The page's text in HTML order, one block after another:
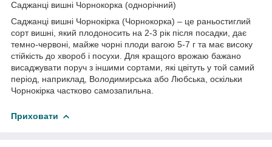
Саджанці вишні Чорнокорка (однорічний)
Саджанці вишні Чорнокірка (Чорнокорка) – це раньостиглий
сорт вишні, який плодоносить на 2-3 рік після посадки, дає
темно-червоні, майже чорні плоди вагою 5-7 г та має високу
стійкість до хвороб і посухи. Для кращого врожаю бажано
висаджувати поруч з іншими сортами, які цвітуть у той самий
період, наприклад, Володимирська або Любська, оскільки
Чорнокірка частково самозапильна.
Приховати